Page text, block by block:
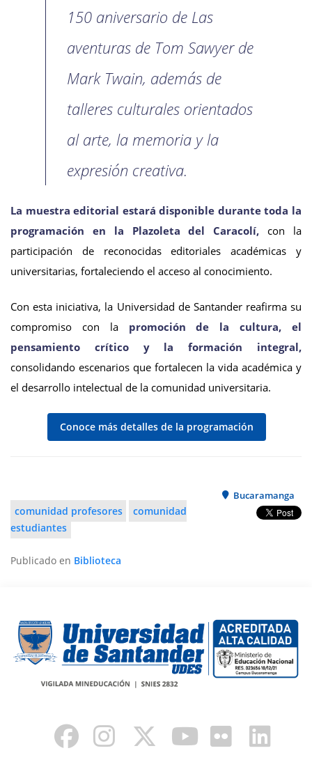
150 aniversario de Las
aventuras de Tom Sawyer de
Mark Twain, además de
talleres culturales orientados
al arte, la memoria y la
expresión creativa.
La muestra editorial estará disponible durante toda la
programación en la Plazoleta del Caracolí, con la
participación de reconocidas editoriales académicas y
universitarias, fortaleciendo el acceso al conocimiento.
Con esta iniciativa, la Universidad de Santander reafirma su
compromiso con la promoción de la cultura, el
pensamiento crítico y la formación integral,
consolidando escenarios que fortalecen la vida académica y
el desarrollo intelectual de la comunidad universitaria.
Conoce más detalles de la programación
Bucaramanga
comunidad profesores
comunidad
estudiantes
Publicado en Biblioteca